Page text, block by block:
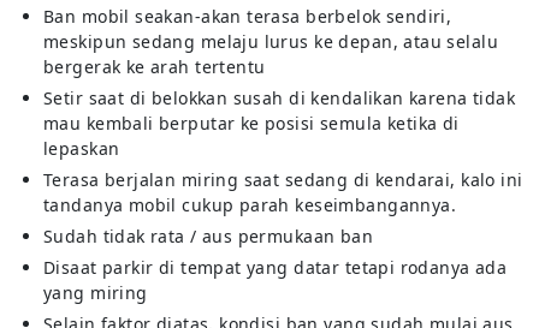
Ban mobil seakan-akan terasa berbelok sendiri,
meskipun sedang melaju lurus ke depan, atau selalu
bergerak ke arah tertentu
Setir saat di belokkan susah di kendalikan karena tidak
mau kembali berputar ke posisi semula ketika di
lepaskan
Terasa berjalan miring saat sedang di kendarai, kalo ini
tandanya mobil cukup parah keseimbangannya.
Sudah tidak rata / aus permukaan ban
Disaat parkir di tempat yang datar tetapi rodanya ada
yang miring